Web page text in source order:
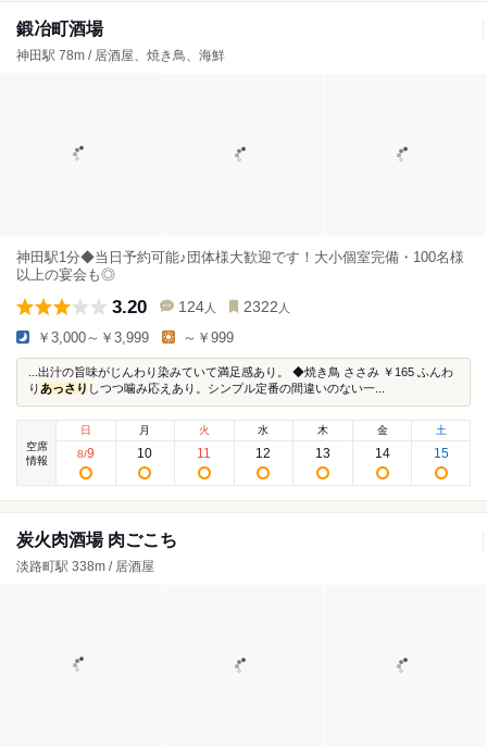
鍛冶町酒場
神田駅 78m / 居酒屋、焼き鳥、海鮮
神田駅1分◆当日予約可能♪団体様大歓迎です！大小個室完備・100名様
以上の宴会も◎
3.20 124 人 2322 人
￥3,000～￥3,999 ～￥999
...出汁の旨味がじんわり染みていて満足感あり。 ◆焼き鳥 ささみ ￥165 ふんわ
り あっさり しつつ噛み応えあり。シンプル定番の間違いのない一...
空席
情報
日
8/9
月
10
火
11
水
12
木
13
金
14
土
15
炭火肉酒場 肉ごこち
淡路町駅 338m / 居酒屋